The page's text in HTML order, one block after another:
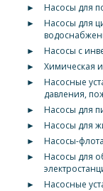
►
Насосы для
►
Насосы для
►
Насосы с
►
Химическая
►
Насосные
давления,
►
Насосы для
►
Насосы для
►
Насосы-
►
Насосы для
►
Насосные